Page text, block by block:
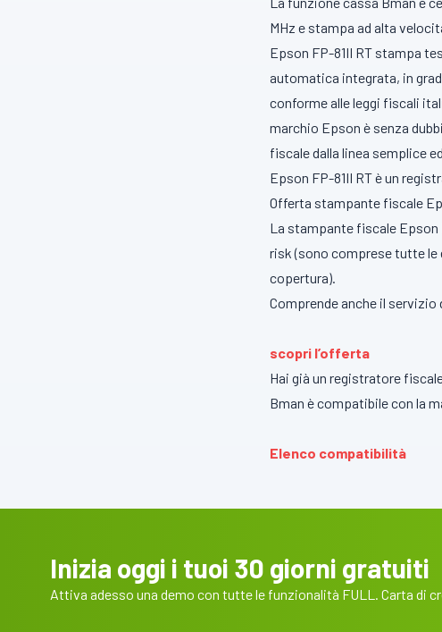
MHz e stampa ad alta
Epson FP-81II RT stampa
automatica integrata, in
conforme alle leggi fiscali
marchio Epson è senza
fiscale dalla linea semplice
Epson FP-81II RT è un
Offerta stampante fiscale
La stampante fiscale
risk (sono comprese tutte le
copertura).
Comprende anche il
scopri l’offerta
Hai già un registratore
Bman è compatibile con la
Elenco compatibilità
Inizia oggi i tuoi 30 giorni gratuiti
Attiva adesso una demo con tutte le funzionalità FULL. Carta di